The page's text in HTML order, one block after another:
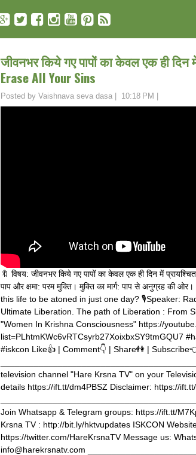
जीवनभर किये गए पापों का केवल एक ही
Erase All Your Sins
Posted by Vaishnava seva dasa 10:18 PM
🔖 विषय: जीवनभर किये गए पापों का केवल एक ही दिन में
पाप और क्षमा: परम मुक्ति। मुक्ति का मार्ग: पाप से अनुग्रह
this life to be atoned in just one day? 🎙️Speaker:
Ultimate Liberation. The path of Liberation : From
"Women In Krishna Consciousness" https://
list=PLhtmKWc6vRTCsyrb27XoixbxSY9tmGQU7
#iskcon Like👍 | Comment👇 | Share👫 |
television channel "Hare Krsna TV" on your
details https://ift.tt/dm4PBSZ Disclaimer: https://
Join Whatsapp & Telegram groups: https://ift.tt/
Krsna TV : http://bit.ly/hktvupdates ISKCON
https://twitter.com/HareKrsnaTV Message us:
info@harekrsnatv.com